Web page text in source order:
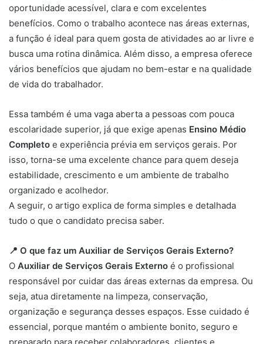
oportunidade acessível, clara e com excelentes
benefícios. Como o trabalho acontece nas áreas externas,
a função é ideal para quem gosta de atividades ao ar livre e
busca uma rotina dinâmica. Além disso, a empresa oferece
vários benefícios que ajudam no bem-estar e na qualidade
de vida do trabalhador.
Essa também é uma vaga aberta a pessoas com pouca
escolaridade superior, já que exige apenas Ensino Médio
Completo e experiência prévia em serviços gerais. Por
isso, torna-se uma excelente chance para quem deseja
estabilidade, crescimento e um ambiente de trabalho
organizado e acolhedor.
A seguir, o artigo explica de forma simples e detalhada
tudo o que o candidato precisa saber.
📍 O que faz um Auxiliar de Serviços Gerais Externo?
O Auxiliar de Serviços Gerais Externo é o profissional
responsável por cuidar das áreas externas da empresa. Ou
seja, atua diretamente na limpeza, conservação,
organização e segurança desses espaços. Esse cuidado é
essencial, porque mantém o ambiente bonito, seguro e